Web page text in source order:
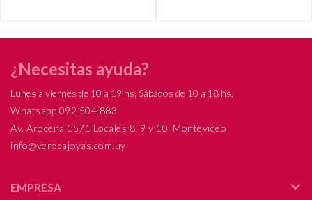
¿Necesitas ayuda?
Lunes a viernes de 10 a 19 hs, Sábados de 10 a 18 hs.
Whatsapp 092 504 883
Av. Arocena 1571 Locales 8, 9 y 10, Montevideo
info@verocajoyas.com.uy
EMPRESA